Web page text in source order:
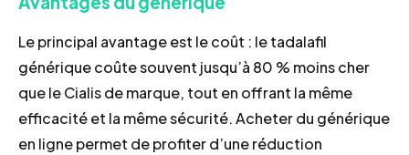
Le principal avantage est le coût : le tadalafil
générique coûte souvent jusqu’à 80 % moins cher
que le Cialis de marque, tout en offrant la même
efficacité et la même sécurité. Acheter du générique
en ligne permet de profiter d’une réduction